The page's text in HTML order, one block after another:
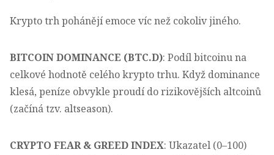
Krypto trh pohánějí emoce víc než cokoliv jiného.
BITCOIN DOMINANCE (BTC.D): Podíl bitcoinu na
celkové hodnotě celého krypto trhu. Když dominance
klesá, peníze obvykle proudí do rizikovějších altcoinů
(začíná tzv. altseason).
CRYPTO FEAR & GREED INDEX: Ukazatel (0–100)